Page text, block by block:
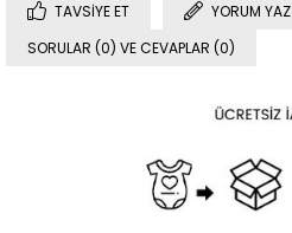
TAVSIYE ET
YORUM YAZ
SORULAR (0) VE CEVAPLAR (0)